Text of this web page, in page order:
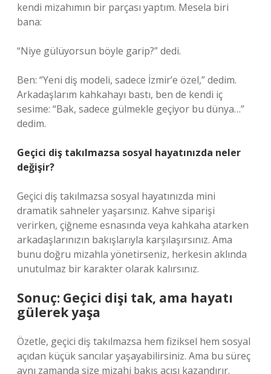
kendi mizahımın bir parçası yaptım. Mesela biri
bana:
“Niye gülüyorsun böyle garip?” dedi.
Ben: “Yeni diş modeli, sadece İzmir’e özel,” dedim.
Arkadaşlarım kahkahayı bastı, ben de kendi iç
sesime: “Bak, sadece gülmekle geçiyor bu dünya…”
dedim.
Geçici diş takılmazsa sosyal hayatınızda neler
değişir?
Geçici diş takılmazsa sosyal hayatınızda mini
dramatik sahneler yaşarsınız. Kahve siparişi
verirken, çiğneme esnasında veya kahkaha atarken
arkadaşlarınızın bakışlarıyla karşılaşırsınız. Ama
bunu doğru mizahla yönetirseniz, herkesin aklında
unutulmaz bir karakter olarak kalırsınız.
Sonuç: Geçici dişi tak, ama hayatı
gülerek yaşa
Özetle, geçici diş takılmazsa hem fiziksel hem sosyal
açıdan küçük sancılar yaşayabilirsiniz. Ama bu süreç
aynı zamanda size mizahi bakış açısı kazandırır.